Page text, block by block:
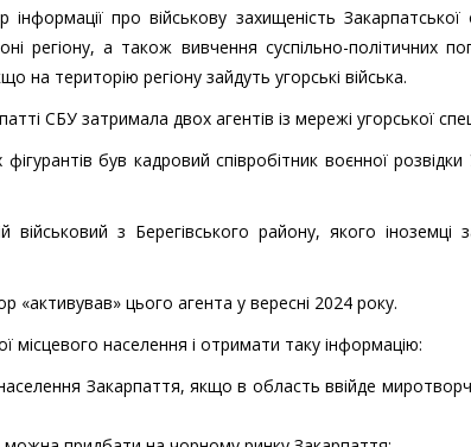
про військову захищеність
регіону, а також вивчення суспільно-політичних
на територію регіону зайдуть угорські війська.
СБУ затримала двох агентів із мережі угорської
був кадровий співробітник воєнної
з Берегівського району, якого іноземці
«активував» цього агента у вересні 2024 року.
місцевого населення і отримати таку інформацію:
населення Закарпаття, якщо в область ввійде